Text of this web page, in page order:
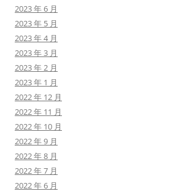
2023 年 6 月
2023 年 5 月
2023 年 4 月
2023 年 3 月
2023 年 2 月
2023 年 1 月
2022 年 12 月
2022 年 11 月
2022 年 10 月
2022 年 9 月
2022 年 8 月
2022 年 7 月
2022 年 6 月